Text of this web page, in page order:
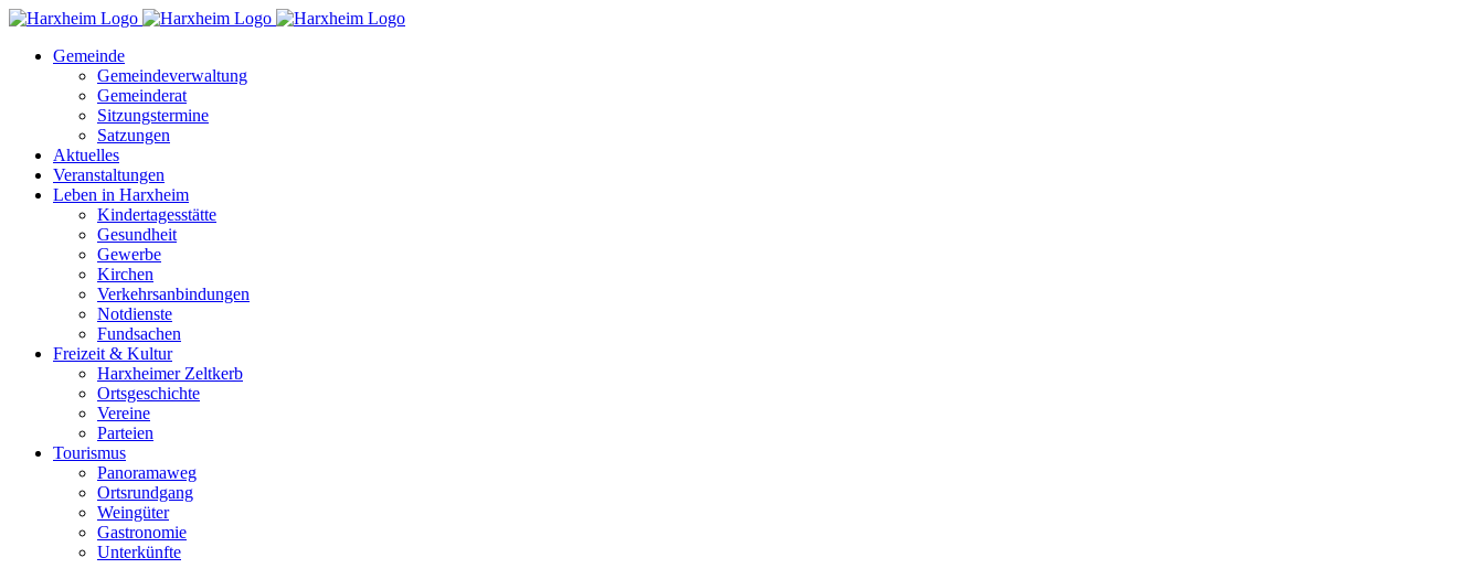
Zum
springenGemeinde
Gemeindeverwaltung
Gemeinderat
Sitzungstermine
Satzungen
Aktuelles
Veranstaltungen
Leben in Harxheim
Kindertagesstätte
Gesundheit
Gewerbe
Kirchen
Verkehrsanbindungen
Notdienste
Fundsachen
Freizeit & Kultur
Harxheimer Zeltkerb
Ortsgeschichte
Vereine
Parteien
Tourismus
Panoramaweg
Ortsrundgang
Weingüter
Gastronomie
Unterkünfte